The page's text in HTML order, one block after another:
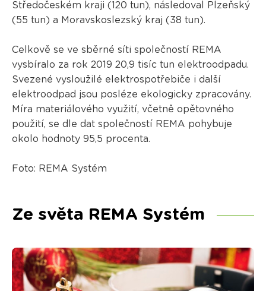
Středočeském kraji (120 tun), následoval Plzeňský
(55 tun) a Moravskoslezský kraj (38 tun).
Celkově se ve sběrné síti společností REMA
vysbíralo za rok 2019 20,9 tisíc tun elektroodpadu.
Svezené vysloužilé elektrospotřebiče i další
elektroodpad jsou posléze ekologicky zpracovány.
Míra materiálového využití, včetně opětovného
použití, se dle dat společností REMA pohybuje
okolo hodnoty 95,5 procenta.
Foto: REMA Systém
Ze světa REMA Systém